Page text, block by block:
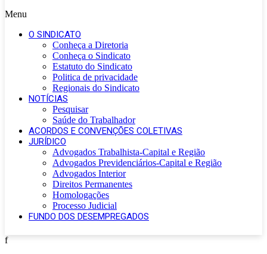
Menu
O SINDICATO
Conheça a Diretoria
Conheça o Sindicato
Estatuto do Sindicato
Politica de privacidade
Regionais do Sindicato
NOTÍCIAS
Pesquisar
Saúde do Trabalhador
ACORDOS E CONVENÇÕES COLETIVAS
JURÍDICO
Advogados Trabalhista-Capital e Região
Advogados Previdenciários-Capital e Região
Advogados Interior
Direitos Permanentes
Homologações
Processo Judicial
FUNDO DOS DESEMPREGADOS
f